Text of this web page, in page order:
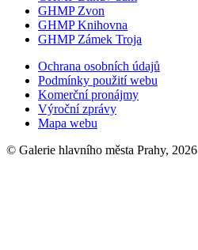
GHMP Zvon
GHMP Knihovna
GHMP Zámek Troja
Ochrana osobních údajů
Podmínky použití webu
Komerční pronájmy
Výroční zprávy
Mapa webu
© Galerie hlavního města Prahy, 2026